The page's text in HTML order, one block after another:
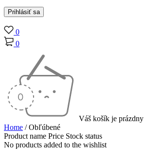
0
0
Váš košík je prázdny
Home / Obľúbené
Product name Price Stock status
No products added to the wishlist